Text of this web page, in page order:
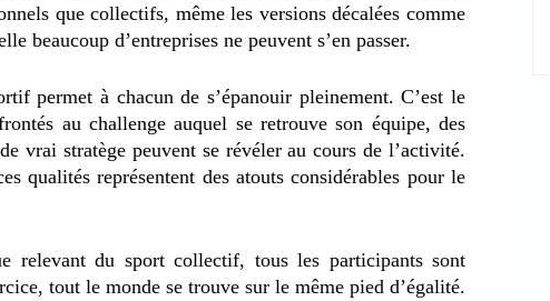
que collectifs, même les versions décalées comme
beaucoup d’entreprises ne peuvent s’en passer.
permet à chacun de s’épanouir pleinement. C’est le
au challenge auquel se retrouve son équipe, des
vrai stratège peuvent se révéler au cours de l’activité.
qualités représentent des atouts considérables pour le
relevant du sport collectif, tous les participants sont
tout le monde se trouve sur le même pied d’égalité.